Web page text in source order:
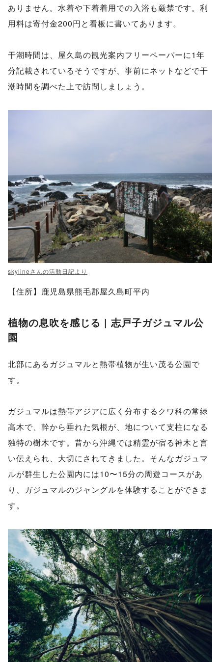
ありません。水着や下着着用での入浴も厳禁です。利
用料は寄付金200円と看板に書いてあります。
干潮時間は、屋久島の観光案内フリーペーパーに1年
分記載されているそうですが、事前にネットなどで干
潮時間を調べた上で訪問しましょう。
skylineさんの活動日記より
【住所】鹿児島県熊毛郡屋久島町平内
植物の息吹を感じる | 志戸子ガジュマル公
園
北部にあるガジュマルと熱帯植物が生い茂る公園で
す。
ガジュマルは熱帯アジアに広く分布するクワ科の常緑
高木で、幹から垂れた気根が、地について支柱になる
独特の樹木です。昔から沖縄では精霊が宿る神木と言
い伝えられ、大切にされてきました。そんなガジュマ
ルが群生した公園内には10〜15分の周遊コースがあ
り、ガジュマルのジャングルを体験することができま
す。